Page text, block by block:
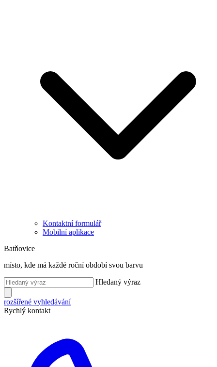
Kontaktní formulář
Mobilní aplikace
Batňovice
místo, kde má každé roční období svou barvu
Hledaný výraz
rozšířené vyhledávání
Rychlý kontakt